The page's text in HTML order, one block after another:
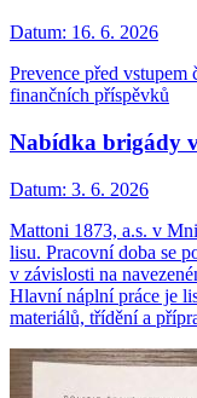
Datum: 16. 6. 2026
Prevence před vstupem
finančních příspěvků
Nabídka brigády
Datum: 3. 6. 2026
Mattoni 1873, a.s. v
lisu. Pracovní doba se
v závislosti na
Hlavní náplní práce je
materiálů, třídění a